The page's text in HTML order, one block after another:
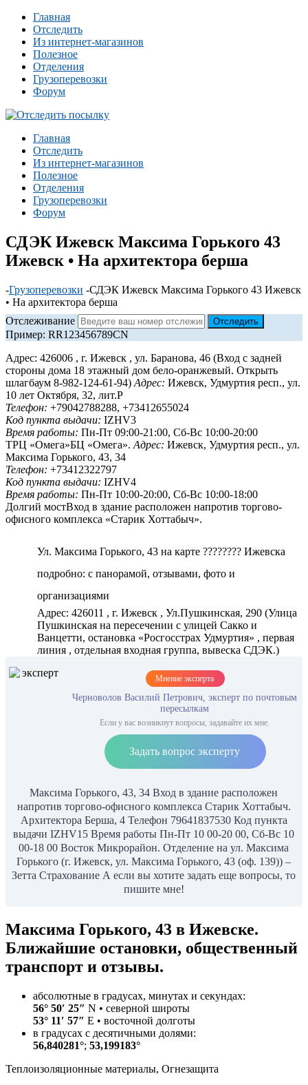
Главная
Отследить
Из интернет-магазинов
Полезное
Отделения
Грузоперевозки
Форум
Главная
Отследить
Из интернет-магазинов
Полезное
Отделения
Грузоперевозки
Форум
СДЭК Ижевск Максима Горького 43
Ижевск • На архитектора берша
-Грузоперевозки -СДЭК Ижевск Максима Горького 43 Ижевск
• На архитектора берша
Отслеживание
Пример: RR123456789CN
Адрес: 426006 , г. Ижевск , ул. Баранова, 46 (Вход с задней
стороны дома 18 этажный дом бело-оранжевый. Открыть
шлагбаум 8-982-124-61-94) Адрес: Ижевск, Удмуртия респ., ул.
10 лет Октября, 32, лит.Р
Телефон: +79042788288, +73412655024
Код пункта выдачи: IZHV3
Время работы: Пн-Пт 09:00-21:00, Сб-Вс 10:00-20:00
ТРЦ «Омега»БЦ «Омега». Адрес: Ижевск, Удмуртия респ., ул.
Максима Горького, 43, 34
Телефон: +73412322797
Код пункта выдачи: IZHV4
Время работы: Пн-Пт 10:00-20:00, Сб-Вс 10:00-18:00
Долгий мостВход в здание расположен напротив торгово-
офисного комплекса «Старик Хоттабыч».
Ул. Максима Горького, 43 на карте ???????? Ижевска
подробно: с панорамой, отзывами, фото и
организациями
Адрес: 426011 , г. Ижевск , Ул.Пушкинская, 290 (Улица
Пушкинская на пересечении с улицей Сакко и
Ванцетти, остановка «Росгосстрах Удмуртия» , первая
линия , отдельная входная группа, вывеска СДЭК.)
Мнение эксперта
Черноволов Василий Петрович, эксперт по почтовым
пересылкам
Если у вас возникнут вопросы, задавайте их мне.
Задать вопрос эксперту
Максима Горького, 43, 34 Вход в здание расположен
напротив торгово-офисного комплекса Старик Хоттабыч.
Архитектора Берша, 4 Телефон 79641837530 Код пункта
выдачи IZHV15 Время работы Пн-Пт 10 00-20 00, Сб-Вс 10
00-18 00 Восток Микрорайон. Отделение на ул. Максима
Горького (г. Ижевск, ул. Максима Горького, 43 (оф. 139)) –
Зетта Страхование А если вы хотите задать еще вопросы, то
пишите мне!
Максима Горького, 43 в Ижевске.
Ближайшие остановки, общественный
транспорт и отзывы.
абсолютные в градусах, минутах и секундах:
56° 50′ 25″ N • северной широты
53° 11′ 57″ E • восточной долготы
в градусах с десятичными долями:
56,840281°; 53,199183°
Теплоизоляционные материалы, Огнезащита